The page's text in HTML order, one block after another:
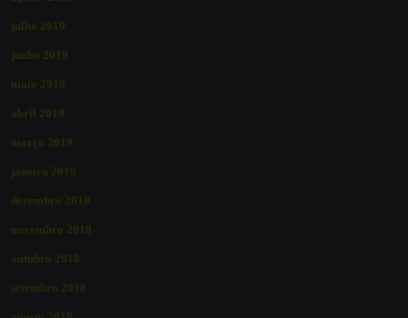
julho 2019
junho 2019
maio 2019
abril 2019
março 2019
janeiro 2019
dezembro 2018
novembro 2018
outubro 2018
setembro 2018